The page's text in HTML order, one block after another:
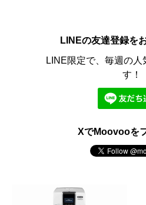
LINEの友達登録を
LINE限定で、毎週の人
す！
XでMoovooを